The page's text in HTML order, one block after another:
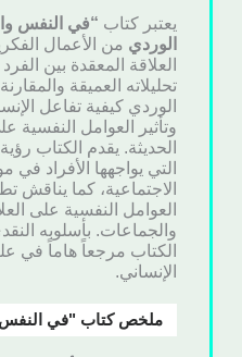
يعتبر كتاب “في النفس
الوردي من الأعمال
العلاقة المعقدة بين
تحليلاته العميقة
الوردي كيفية تفاعل
وتأثير العوامل النفسية
الحديثة. يقدم الكتاب
التي يواجهها الأفراد
الاجتماعية، كما يناقش
العوامل النفسية على
والجماعات. بأسلوبه
الكتاب مرجعاً هاماً في
الإنساني.
ملخص كتاب "في النفس